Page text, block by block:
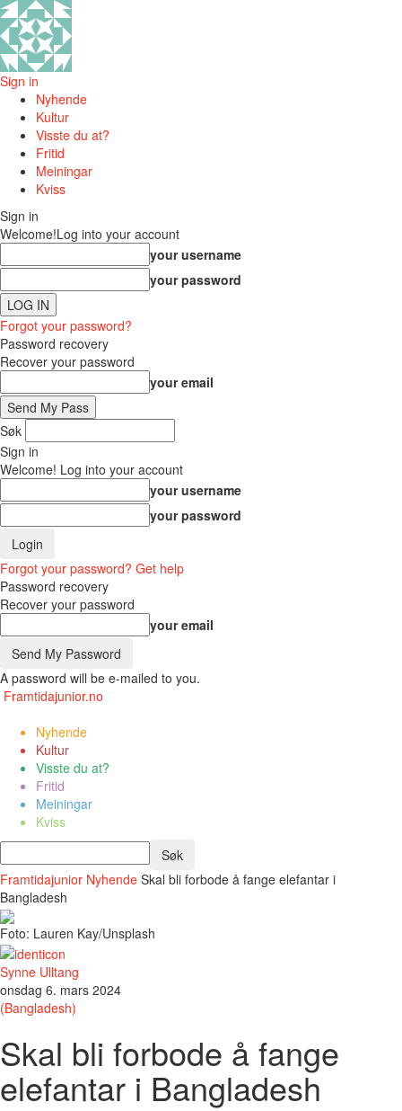
Sign in
Nyhende
Kultur
Visste du at?
Fritid
Meiningar
Kviss
Sign in
Welcome!Log into your account
your username
your password
Forgot your password?
Password recovery
Recover your password
your email
Søk
Sign in
Welcome! Log into your account
your username
your password
Forgot your password? Get help
Password recovery
Recover your password
your email
A password will be e-mailed to you.
Framtidajunior.no
Nyhende
Kultur
Visste du at?
Fritid
Meiningar
Kviss
Framtidajunior Nyhende Skal bli forbode å fange elefantar i
Bangladesh
Foto: Lauren Kay/Unsplash
Synne Ulltang
onsdag 6. mars 2024
(Bangladesh)
Skal bli forbode å fange
elefantar i Bangladesh